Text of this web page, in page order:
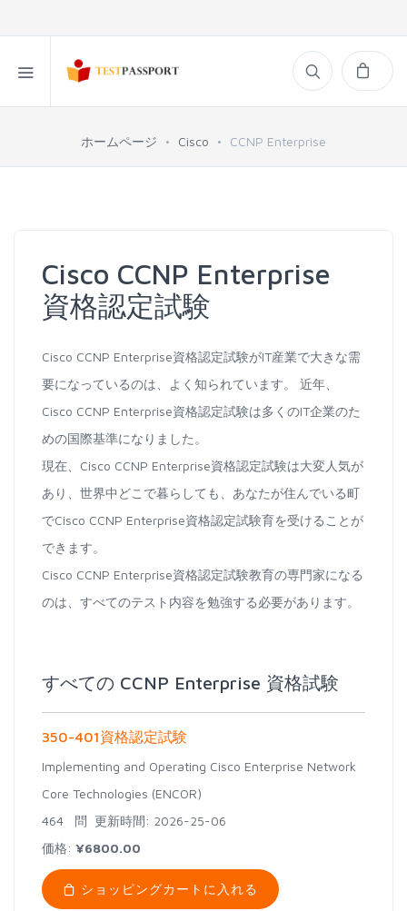
ホームページ Cisco CCNP Enterprise
Cisco CCNP Enterprise
資格認定試験
Cisco CCNP Enterprise資格認定試験がIT産業で大きな需
要になっているのは、よく知られています。 近年、
Cisco CCNP Enterprise資格認定試験は多くのIT企業のた
めの国際基準になりました。
現在、Cisco CCNP Enterprise資格認定試験は大変人気が
あり、世界中どこで暮らしても、あなたが住んでいる町
でCisco CCNP Enterprise資格認定試験育を受けることが
できます。
Cisco CCNP Enterprise資格認定試験教育の専門家になる
のは、すべてのテスト内容を勉強する必要があります。
すべての CCNP Enterprise 資格試験
350-401資格認定試験
Implementing and Operating Cisco Enterprise Network
Core Technologies (ENCOR)
464 問 更新時間: 2026-25-06
価格: ¥6800.00
ショッピングカートに入れる